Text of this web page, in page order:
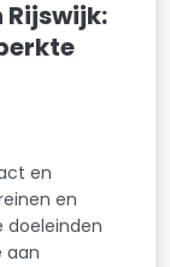
en
en
doeleinden
aan